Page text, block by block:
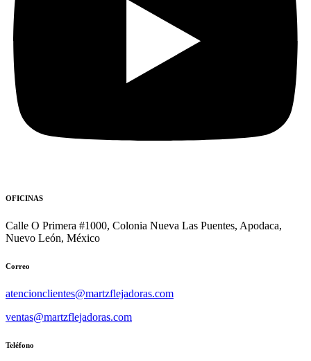
OFICINAS
Calle O Primera #1000, Colonia Nueva Las Puentes, Apodaca,
Nuevo León, México
Correo
atencionclientes@martzflejadoras.com
ventas@martzflejadoras.com
Teléfono